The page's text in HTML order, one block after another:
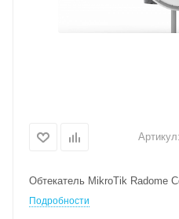
Артикул:
Обтекатель MikroTik Radome
Подробности